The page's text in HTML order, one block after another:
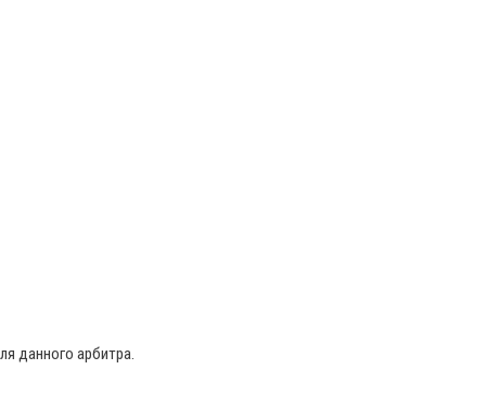
данного арбитра.